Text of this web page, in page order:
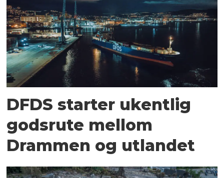
DFDS starter ukentlig
godsrute mellom
Drammen og utlandet